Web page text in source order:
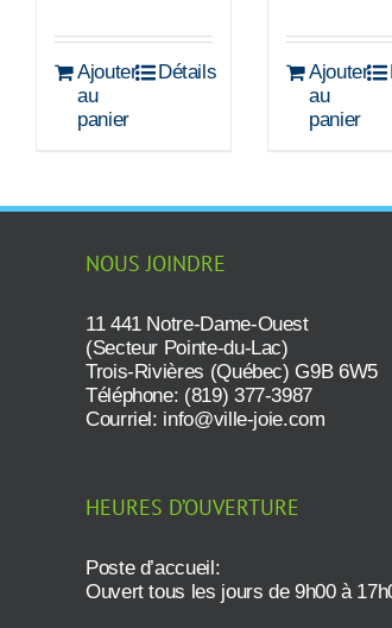
Ajouter
au
panier
Détails
Ajouter
au
panier
NOUS JOINDRE
11 441 Notre-Dame-Ouest
(Secteur Pointe-du-Lac)
Trois-Rivières (Québec) G9B 6W5
Téléphone: (819) 377-3987
Courriel: info@ville-joie.com
HEURES D’OUVERTURE
Poste d’accueil:
Ouvert tous les jours de 9h00 à